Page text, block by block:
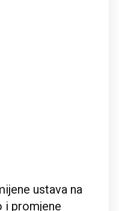
ustava na
i promjene